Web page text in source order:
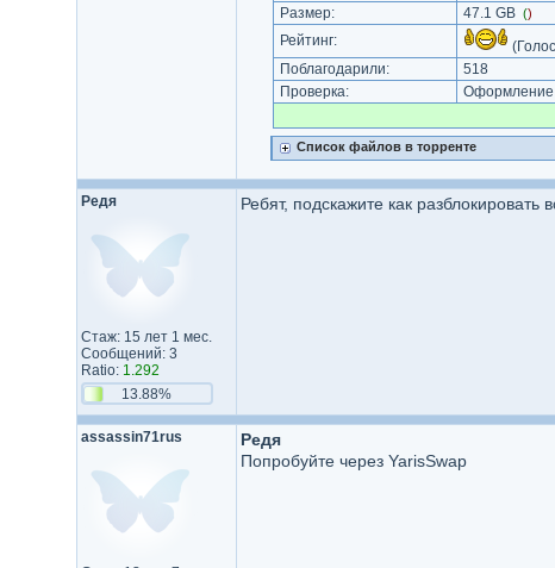
Размер:
47.1 GB ()
Рейтинг:
Поблагодарили:
518
Проверка:
Оформление
Список файлов в торренте
Редя
Стаж: 15 лет 1 мес.
Сообщений: 3
Ratio: 1.292
13.88%
Ребят, подскажите как
assassin71rus
Редя
Попробуйте через YarisSwap